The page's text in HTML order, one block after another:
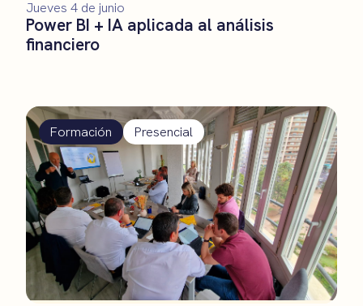
Power BI + IA aplicada al análisis
financiero
Jueves 4 de junio
Formación Presencial